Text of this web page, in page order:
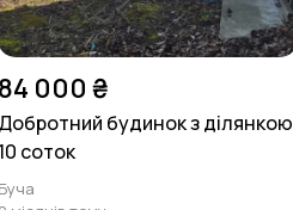
84 000 ₴
Добротний будинок з ділянкою
10 соток
Буча